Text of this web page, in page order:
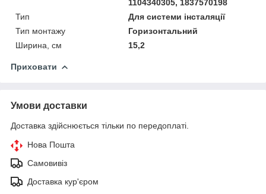
1104340305, 1837570198
Тип
Для системи інсталяції
Тип монтажу
Горизонтальний
Ширина, см
15,2
Приховати
Умови доставки
Доставка здійснюється тільки по передоплаті.
Нова Пошта
Самовивіз
Доставка кур'єром